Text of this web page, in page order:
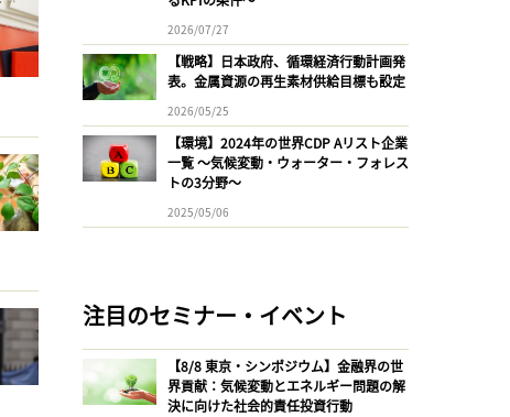
2026/07/27
【戦略】日本政府、循環経済行動計画発
表。金属資源の再生素材供給目標も設定
2026/05/25
【環境】2024年の世界CDP Aリスト企業
一覧 〜気候変動・ウォーター・フォレス
トの3分野〜
2025/05/06
注目のセミナー・イベント
【8/8 東京・シンポジウム】金融界の世
界貢献：気候変動とエネルギー問題の解
決に向けた社会的責任投資行動